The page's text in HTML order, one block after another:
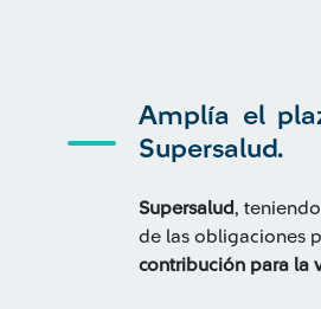
Amplía el
Supersalud.
Supersalud,
de las obligaciones
contribución para la